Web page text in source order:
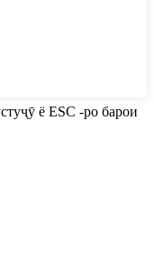
ё ESC -ро барои